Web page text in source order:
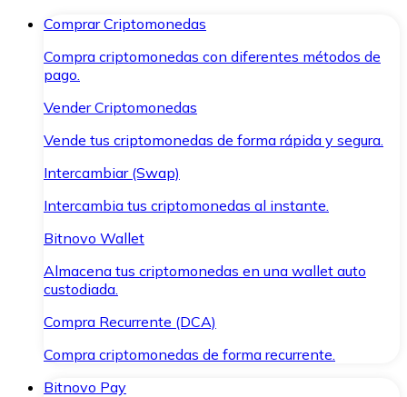
Comprar Criptomonedas
Compra criptomonedas con diferentes métodos de
pago.
Vender Criptomonedas
Vende tus criptomonedas de forma rápida y segura.
Intercambiar (Swap)
Intercambia tus criptomonedas al instante.
Bitnovo Wallet
Almacena tus criptomonedas en una wallet auto
custodiada.
Compra Recurrente (DCA)
Compra criptomonedas de forma recurrente.
Bitnovo Pay